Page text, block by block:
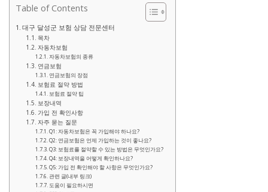
Table of Contents
대구 달성군 보험 상담 전문센터
목차
자동차보험
자동차보험의 종류
연금보험
연금보험의 장점
보험료 절약 방법
보험료 절약 팁
보장내역
가입 전 확인사항
자주 묻는 질문
Q1: 자동차보험은 꼭 가입해야 하나요?
Q2: 연금보험은 언제 가입하는 것이 좋나요?
Q3: 보험료를 절약할 수 있는 방법은 무엇인가요?
Q4: 보장내역을 어떻게 확인하나요?
Q5: 가입 전 확인해야 할 사항은 무엇인가요?
관련 글(내부 링크)
도움이 필요하시면